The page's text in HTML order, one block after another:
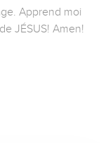
Apprend moi
JÉSUS! Amen!